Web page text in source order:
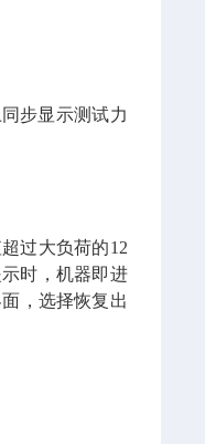
步显示测试力
过大负荷的12
时，机器即进
，选择恢复出